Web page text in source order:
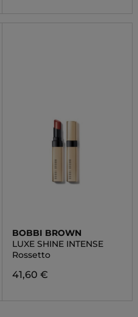
BOBBI BROWN
LUXE SHINE INTENSE
Rossetto
41,60 €